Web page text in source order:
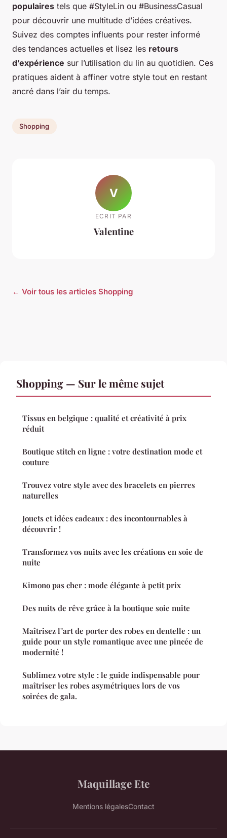
populaires tels que #StyleLin ou #BusinessCasual
pour découvrir une multitude d’idées créatives.
Suivez des comptes influents pour rester informé
des tendances actuelles et lisez les retours
d’expérience sur l’utilisation du lin au quotidien. Ces
pratiques aident à affiner votre style tout en restant
ancré dans l’air du temps.
Shopping
V
ECRIT PAR
Valentine
← Voir tous les articles Shopping
Shopping — Sur le même sujet
Tissus en belgique : qualité et créativité à prix
réduit
Boutique stitch en ligne : votre destination mode et
couture
Trouvez votre style avec des bracelets en pierres
naturelles
Jouets et idées cadeaux : des incontournables à
découvrir !
Transformez vos nuits avec les créations en soie de
nuite
Kimono pas cher : mode élégante à petit prix
Des nuits de rêve grâce à la boutique soie nuite
Maîtrisez l"art de porter des robes en dentelle : un
guide pour un style romantique avec une pincée de
modernité !
Sublimez votre style : le guide indispensable pour
maîtriser les robes asymétriques lors de vos
soirées de gala.
Maquillage Ete
Mentions légalesContact